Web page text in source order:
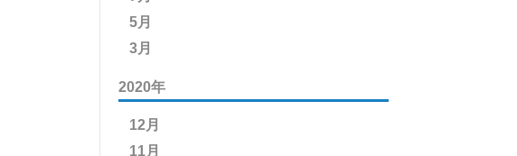
5月
3月
2020年
12月
11月